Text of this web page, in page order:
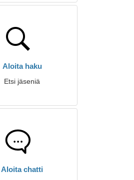
Aloita haku
Etsi jäseniä
Aloita chatti